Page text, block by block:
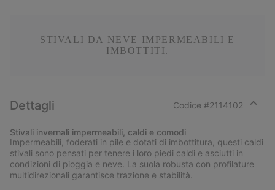
STIVALI DA NEVE IMPERMEABILI E
IMBOTTITI.
Dettagli Codice #2114102
section
Stivali invernali impermeabili, caldi e comodi
Impermeabili, foderati in pile e dotati di imbottitura, questi caldi
stivali sono pensati per tenere i loro piedi caldi e asciutti in
condizioni di pioggia e neve. La suola robusta con profilature
multidirezionali garantisce trazione e stabilità.